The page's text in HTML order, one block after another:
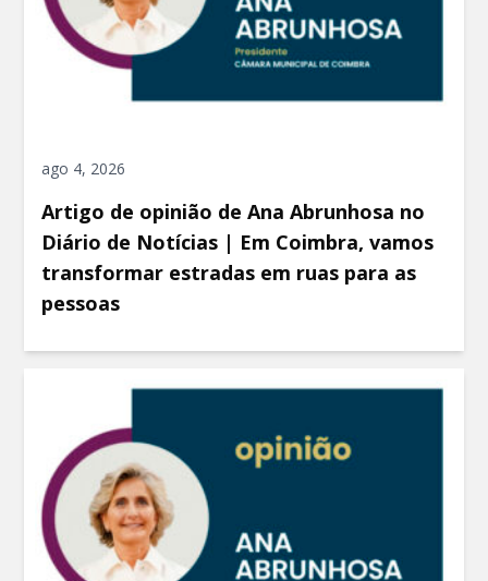
ago 4, 2026
Artigo de opinião de Ana Abrunhosa no
Diário de Notícias | Em Coimbra, vamos
transformar estradas em ruas para as
pessoas